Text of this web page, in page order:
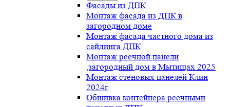
Фасады из ДПК
Монтаж фасада из ДПК в
загородном доме
Монтаж фасада частного дома из
сайдинга ДПК
Монтаж реечной панели
,загородный дом в Мытищах 2025
Монтаж стеновых панелей Клин
2024г
Обшивка контейнера реечными